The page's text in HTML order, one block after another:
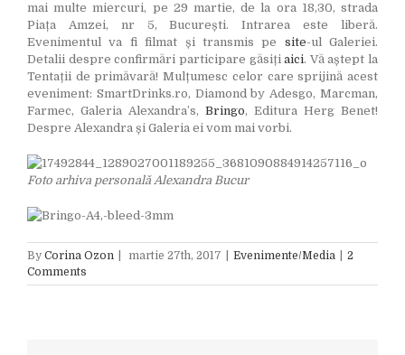
mai multe miercuri, pe 29 martie, de la ora 18,30, strada
Piața Amzei, nr 5, București. Intrarea este liberă.
Evenimentul va fi filmat și transmis pe site-ul Galeriei.
Detalii despre confirmări participare găsițiaici. Vă aștept la
Tentații de primăvară! Mulțumesc celor care sprijină acest
eveniment: SmartDrinks.ro, Diamond by Adesgo, Marcman,
Farmec, Galeria Alexandra’s, Bringo, Editura Herg Benet!
Despre Alexandra și Galeria ei vom mai vorbi.
Foto arhiva personală Alexandra Bucur
By Corina Ozon martie 27th, 2017 Evenimente/Media
2
Comments